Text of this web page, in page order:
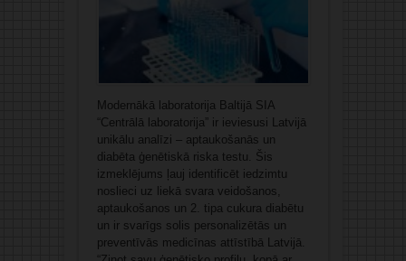
Modernākā laboratorija Baltijā SIA
“Centrālā laboratorija” ir ieviesusi Latvijā
unikālu analīzi – aptaukošanās un
diabēta ģenētiskā riska testu. Šis
izmeklējums ļauj identificēt iedzimtu
noslieci uz liekā svara veidošanos,
aptaukošanos un 2. tipa cukura diabētu
un ir svarīgs solis personalizētās un
preventīvās medicīnas attīstībā Latvijā.